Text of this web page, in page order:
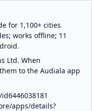
for 1,100+ cities
works offline; 11
Ltd. When
to the Audiala app
apps/details?